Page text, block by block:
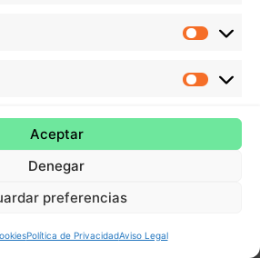
Aceptar
Denegar
preferencias
Política de PrivacidadAviso Legal